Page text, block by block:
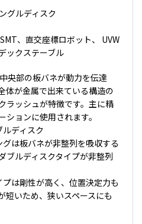
グルディスク
、直交座標ロボット、 UVW
ックステーブル
央部の板バネが動力を伝達
体が金属で出来ている構造の
ラッシュが特徴です。主に精
ョンに使用されます。
ディスク
は板バネが非整列を吸収する
ブルディスクタイプが非整列
は剛性が高く、位置決定力も
短いため、狭いスペースにも